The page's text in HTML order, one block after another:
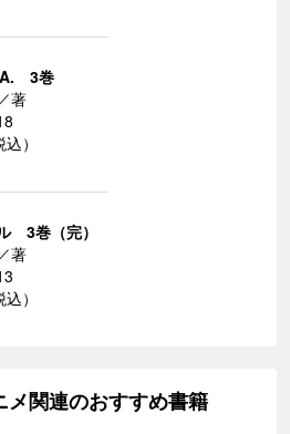
3巻
著
）
3巻（完）
著
）
メ関連のおすすめ書籍